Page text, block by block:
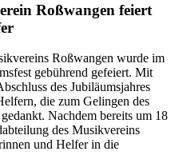
Roßwangen feiert
Roßwangen wurde im
gebührend gefeiert. Mit
des Jubiläumsjahres
die zum Gelingen des
Nachdem bereits um 18
des Musikvereins
und Helfer in die